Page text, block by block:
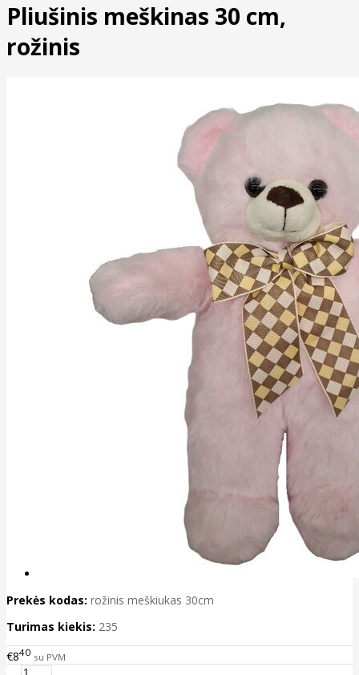
Pliušinis meškinas 30 cm,
rožinis
Prekės kodas: rožinis meškiukas 30cm
Turimas kiekis: 235
€840 su PVM